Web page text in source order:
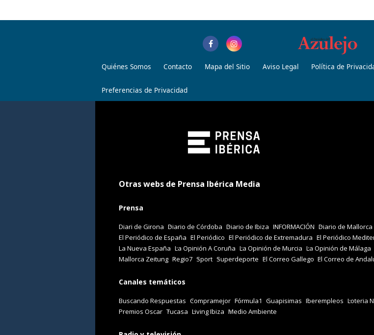
Quiénes Somos Contacto Mapa del Sitio Aviso Legal Política de
Preferencias de Privacidad
Otras webs de Prensa Ibérica Media
Prensa
Diari de Girona Diario de Córdoba Diario de Ibiza INFORMACIÓN Diario de Mallorca
El Periódico de España El Periódico El Periódico de Extremadura El Periódico
La Nueva España La Opinión A Coruña La Opinión de Murcia La Opinión de Málaga
Mallorca Zeitung Regio7 Sport Superdeporte El Correo Gallego El Correo de
Canales temáticos
Buscando Respuestas Compramejor Fórmula1 Guapisimas Iberempleos Loteria
Premios Oscar Tucasa Living Ibiza Medio Ambiente